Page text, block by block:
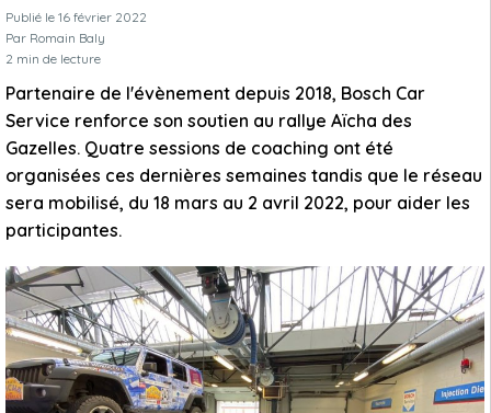
Publié le 16 février 2022
Par Romain Baly
2 min de lecture
Partenaire de l'évènement depuis 2018, Bosch Car
Service renforce son soutien au rallye Aïcha des
Gazelles. Quatre sessions de coaching ont été
organisées ces dernières semaines tandis que le réseau
sera mobilisé, du 18 mars au 2 avril 2022, pour aider les
participantes.